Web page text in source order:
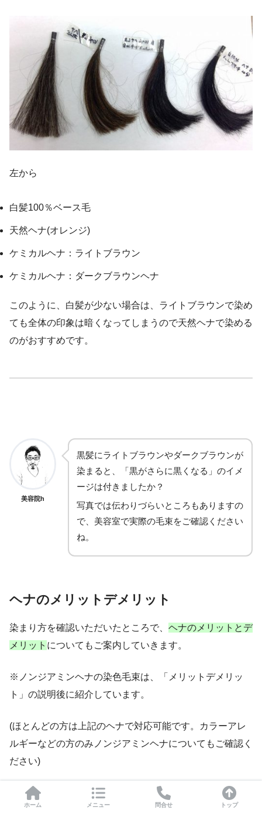
左から
白髪100％ベース毛
天然ヘナ(オレンジ)
ケミカルヘナ：ライトブラウン
ケミカルヘナ：ダークブラウンヘナ
このように、白髪が少ない場合は、ライトブラウンで染め
ても全体の印象は暗くなってしまうので天然ヘナで染める
のがおすすめです。
美容院h
黒髪にライトブラウンやダークブラウンが
染まると、「黒がさらに黒くなる」のイメ
ージは付きましたか？
写真では伝わりづらいところもありますの
で、美容室で実際の毛束をご確認ください
ね。
ヘナのメリットデメリット
染まり方を確認いただいたところで、 ヘナのメリットとデ
メリット についてもご案内していきます。
※ノンジアミンヘナの染色毛束は、「メリットデメリッ
ト」の説明後に紹介しています。
(ほとんどの方は上記のヘナで対応可能です。カラーアレ
ルギーなどの方のみノンジアミンヘナについてもご確認く
ださい)
ホーム メニュー 問合せ トップ